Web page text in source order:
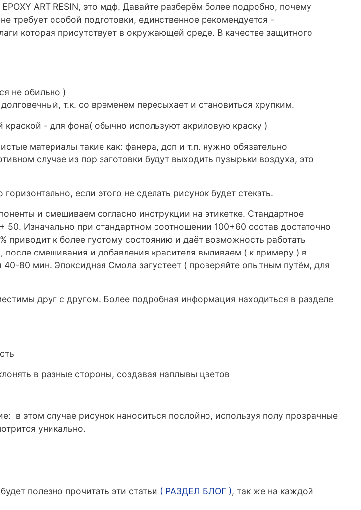
ART RESIN, это мдф. Давайте разберём более подробно, почему
требует особой подготовки, единственное рекомендуется -
которая присутствует в окружающей среде. В качестве защитного
не обильно )
т.к. со временем пересыхает и становиться хрупким.
- для фона( обычно используют акриловую краску )
материалы такие как: фанера, дсп и т.п. нужно обязательно
случае из пор заготовки будут выходить пузырьки воздуха, это
если этого не сделать рисунок будет стекать.
и смешиваем согласно инструкции на этикетке. Стандартное
Изначально при стандартном соотношении 100+60 состав достаточно
к более густому состоянию и даёт возможность работать
смешивания и добавления красителя выливаем ( к примеру ) в
80 мин. Эпоксидная Смола загустеет ( проверяйте опытным путём, для
друг с другом. Более подробная информация находиться в разделе
в разные стороны, создавая наплывы цветов
в этом случае рисунок наноситься послойно, используя полу прозрачные
уникально.
полезно прочитать эти статьи ( РАЗДЕЛ БЛОГ ), так же на каждой